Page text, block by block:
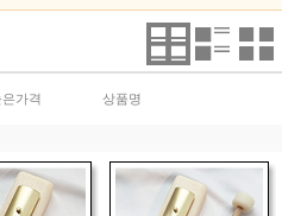
은가격 상품명